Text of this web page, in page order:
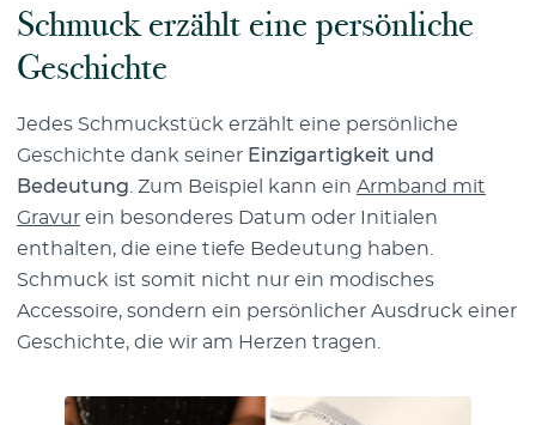
Schmuck erzählt eine persönliche
Geschichte
Jedes Schmuckstück erzählt eine persönliche
Geschichte dank seiner Einzigartigkeit und
Bedeutung . Zum Beispiel kann ein Armband mit
Gravur ein besonderes Datum oder Initialen
enthalten, die eine tiefe Bedeutung haben.
Schmuck ist somit nicht nur ein modisches
Accessoire, sondern ein persönlicher Ausdruck einer
Geschichte, die wir am Herzen tragen.